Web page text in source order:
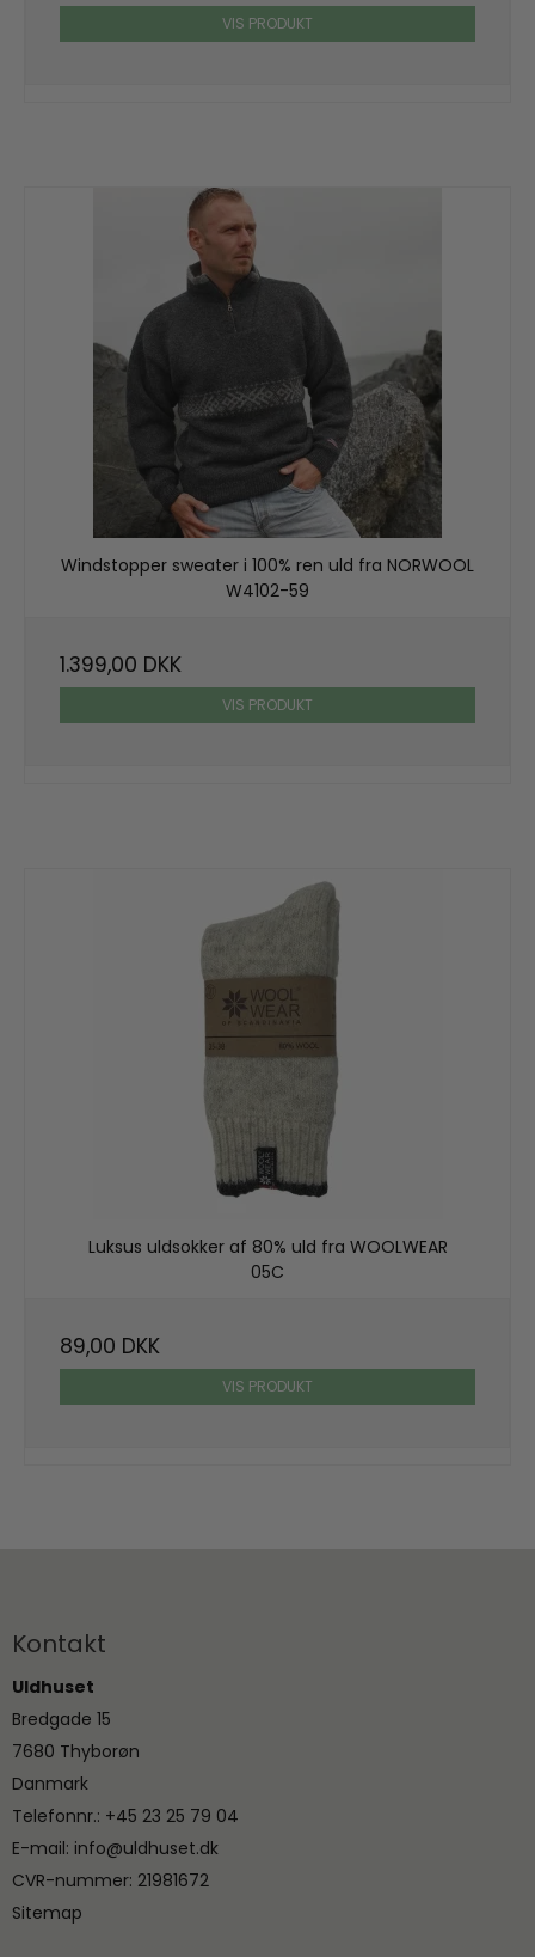
VIS PRODUKT
Windstopper sweater i 100% ren uld fra NORWOOL
W4102-59
1.399,00 DKK
VIS PRODUKT
Luksus uldsokker af 80% uld fra WOOLWEAR
05C
89,00 DKK
VIS PRODUKT
Kontakt
Uldhuset
Bredgade 15
7680 Thyborøn
Danmark
Telefonnr.: +45 23 25 79 04
E-mail: info@uldhuset.dk
CVR-nummer: 21981672
Sitemap